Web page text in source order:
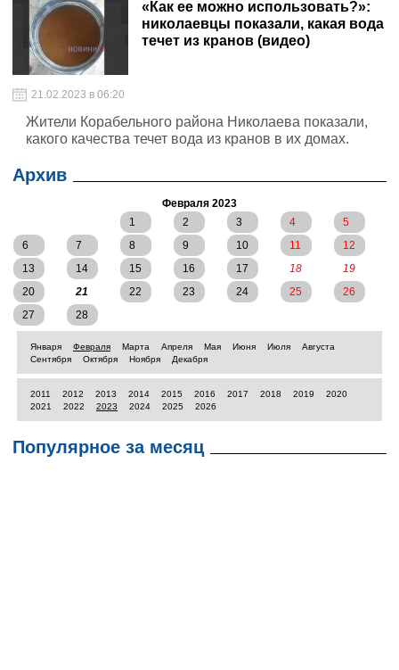
«Как ее можно использовать?»:
николаевцы показали, какая вода
течет из кранов (видео)
21.02.2023 в 06:20
Жители Корабельного района Николаева показали,
какого качества течет вода из кранов в их домах.
Архив
Февраля 2023
1
2 3 4
5
6
7 8 9 10 11
12
13
14 15 16 17 18
19
20
21 22 23 24 25
26
27
28
Января Февраля Марта Апреля Мая Июня Июля
Августа
Сентября
Октября Ноября Декабря
2011 2012 2013 2014 2015 2016 2017 2018 2019
2020
2021
2022 2023 2024 2025 2026
Популярное за месяц